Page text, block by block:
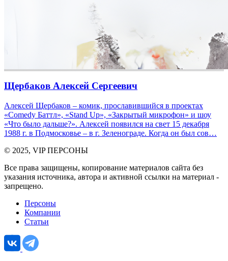
Щербаков Алексей Сергеевич
Алексей Щербаков – комик, прославившийся в проектах
«Comedy Баттл», «Stand Up», «Закрытый микрофон» и шоу
«Что было дальше?». Алексей появился на свет 15 декабря
1988 г. в Подмосковье – в г. Зеленограде. Когда он был сов…
© 2025, VIP ПЕРСОНЫ
Все права защищены, копирование материалов сайта без
указания источника, автора и активной ссылки на материал -
запрещено.
Персоны
Компании
Статьи